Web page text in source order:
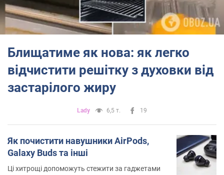
Блищатиме як нова: як легко
відчистити решітку з духовки від
застарілого жиру
Lady 6,5 т. 19
Як почистити навушники AirPods,
Galaxy Buds та інші
Ці хитрощі допоможуть стежити за гаджетами